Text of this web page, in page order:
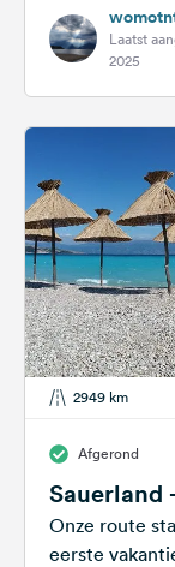
Laatst
2025
2949 km
Afgerond
Sauerland
Onze route
eerste